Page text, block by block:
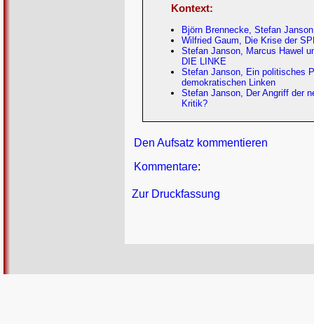
Kontext:
Björn Brennecke, Stefan
Wilfried Gaum, Die Krise der
Stefan Janson, Marcus Hawel
DIE LINKE
Stefan Janson, Ein politisches
demokratischen Linken
Stefan Janson, Der Angriff der
Kritik?
Den Aufsatz kommentieren
Kommentare:
Zur Druckfassung